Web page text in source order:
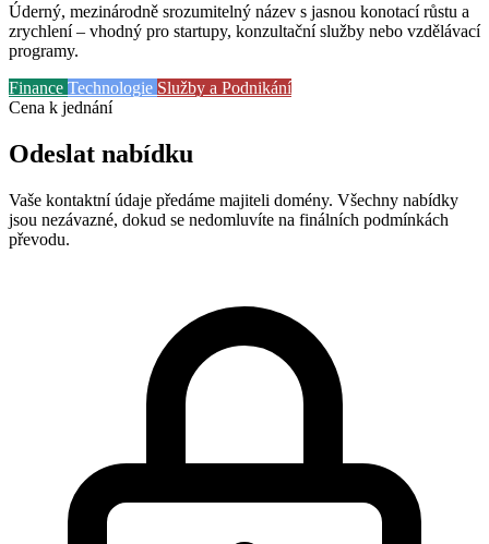
Úderný, mezinárodně srozumitelný název s jasnou konotací růstu a
zrychlení – vhodný pro startupy, konzultační služby nebo vzdělávací
programy.
Finance Technologie Služby a Podnikání
Cena k jednání
Odeslat nabídku
Vaše kontaktní údaje předáme majiteli domény. Všechny nabídky
jsou nezávazné, dokud se nedomluvíte na finálních podmínkách
převodu.